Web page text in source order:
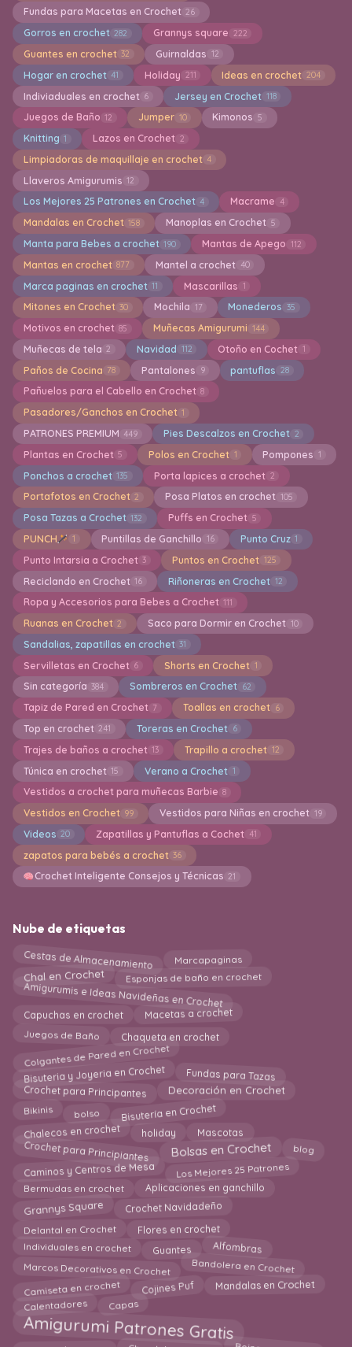
Fundas para Macetas en Crochet 26
Gorros en crochet 282 Grannys square 222
Guantes en crochet 32 Guirnaldas 12
Hogar en crochet 41 Holiday 211 Ideas en crochet 204
Indiviaduales en crochet 6 Jersey en Crochet 118
Juegos de Baño 12 Jumper 10 Kimonos 5
Knitting 1 Lazos en Crochet 2
Limpiadoras de maquillaje en crochet 4
Llaveros Amigurumis 12
Los Mejores 25 Patrones en Crochet 4 Macrame 4
Mandalas en Crochet 158 Manoplas en Crochet 5
Manta para Bebes a crochet 190 Mantas de Apego 112
Mantas en crochet 877 Mantel a crochet 40
Marca paginas en crochet 11 Mascarillas 1
Mitones en Crochet 30 Mochila 17 Monederos 35
Motivos en crochet 85 Muñecas Amigurumi 144
Muñecas de tela 2 Navidad 112 Otoño en Cochet 1
Paños de Cocina 78 Pantalones 9 pantuflas 28
Pañuelos para el Cabello en Crochet 8
Pasadores/Ganchos en Crochet 1
PATRONES PREMIUM 449 Pies Descalzos en Crochet 2
Plantas en Crochet 5 Polos en Crochet 1 Pompones 1
Ponchos a crochet 135 Porta lapices a crochet 2
Portafotos en Crochet 2 Posa Platos en crochet 105
Posa Tazas a Crochet 132 Puffs en Crochet 5
PUNCH 1 Puntillas de Ganchillo 16 Punto Cruz 1
Punto Intarsia a Crochet 3 Puntos en Crochet 125
Reciclando en Crochet 16 Riñoneras en Crochet 12
Ropa y Accesorios para Bebes a Crochet 111
Ruanas en Crochet 2 Saco para Dormir en Crochet 10
Sandalias, zapatillas en crochet 31
Servilletas en Crochet 6 Shorts en Crochet 1
Sin categoría 384 Sombreros en Crochet 62
Tapiz de Pared en Crochet 7 Toallas en crochet 6
Top en crochet 241 Toreras en Crochet 6
Trajes de baños a crochet 13 Trapillo a crochet 12
Túnica en crochet 15 Verano a Crochet 1
Vestidos a crochet para muñecas Barbie 8
Vestidos en Crochet 99 Vestidos para Niñas en crochet 19
Videos 20 Zapatillas y Pantuflas a Cochet 41
zapatos para bebés a crochet 36
Crochet Inteligente Consejos y Técnicas 21
Nube de etiquetas
Cestas de Almacenamiento Marcapaginas
Chal en Crochet Esponjas de baño en crochet
Amigurumis e Ideas Navideñas en Crochet
Capuchas en crochet Macetas a crochet
Juegos de Baño Chaqueta en crochet
Colgantes de Pared en Crochet
Bisuteria y Joyeria en Crochet Fundas para Tazas
Crochet para Principantes Decoración en Crochet
Bikinis bolso Bisutería en Crochet
Chalecos en crochet holiday Mascotas
Crochet para Principiantes Bolsas en Crochet blog
Caminos y Centros de Mesa Los Mejores 25 Patrones
Bermudas en crochet Aplicaciones en ganchillo
Grannys Square Crochet Navidadeño
Delantal en Crochet Flores en crochet
Individuales en crochet Guantes Alfombras
Marcos Decorativos en Crochet Bandolera en Crochet
Camiseta en crochet Cojines Puf Mandalas en Crochet
Calentadores Capas
Amigurumi Patrones Gratis